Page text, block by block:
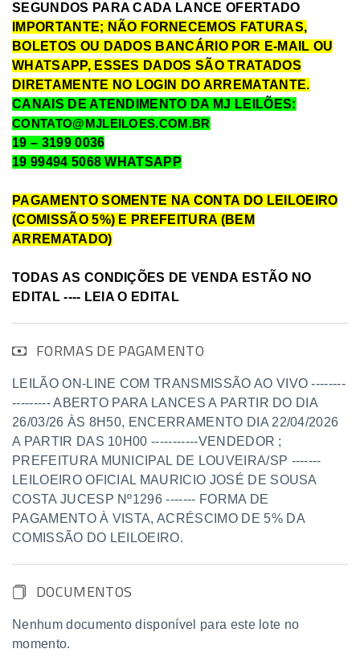
SEGUNDOS PARA CADA LANCE OFERTADO
IMPORTANTE; NÃO FORNECEMOS FATURAS,
BOLETOS OU DADOS BANCÁRIO POR E-MAIL OU
WHATSAPP, ESSES DADOS SÃO TRATADOS
DIRETAMENTE NO LOGIN DO ARREMATANTE.
CANAIS DE ATENDIMENTO DA MJ LEILÕES:
CONTATO@MJLEILOES.COM.BR
19 – 3199 0036
19 99494 5068 WHATSAPP
PAGAMENTO SOMENTE NA CONTA DO LEILOEIRO
(COMISSÃO 5%) E PREFEITURA (BEM
ARREMATADO)
TODAS AS CONDIÇÕES DE VENDA ESTÃO NO
EDITAL ---- LEIA O EDITAL
FORMAS DE PAGAMENTO
LEILÃO ON-LINE COM TRANSMISSÃO AO VIVO --------
--------- ABERTO PARA LANCES A PARTIR DO DIA
26/03/26 ÀS 8H50, ENCERRAMENTO DIA 22/04/2026
A PARTIR DAS 10H00 -----------VENDEDOR ;
PREFEITURA MUNICIPAL DE LOUVEIRA/SP -------
LEILOEIRO OFICIAL MAURICIO JOSÉ DE SOUSA
COSTA JUCESP Nº1296 ------- FORMA DE
PAGAMENTO À VISTA, ACRÉSCIMO DE 5% DA
COMISSÃO DO LEILOEIRO.
DOCUMENTOS
Nenhum documento disponível para este lote no
momento.